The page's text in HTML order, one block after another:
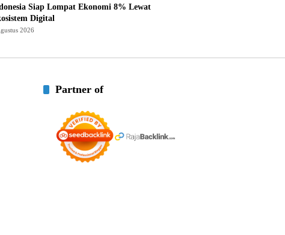
Siap Lompat Ekonomi 8% Lewat
Digital
2026
Partner of